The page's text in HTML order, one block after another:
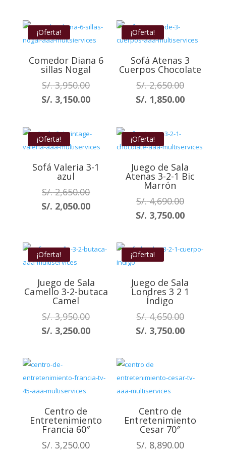
S/. 70.00.
S/.
¡Oferta!
Comedor Diana 6
sillas Nogal
S/.3,950.00El
precio
S/. 3,950.00.
S/. 3,150.00El
actual
es:
S/. 3,150.00.
¡Oferta!
Sofá Atenas 3
Cuerpos Chocolate
S/.2,650.00El
precio
S/. 1,850.00El
S/.
¡Oferta!
Sofá Valeria 3-1
azul
S/.2,650.00El
precio
S/. 2,650.00.
S/. 2,050.00El
es:
S/. 2,050.00.
¡Oferta!
Juego de Sala
Atenas 3-2-1 Bic
Marrón
S/.4,690.00El
precio
S/.
S/. 3,750.00El
es:
¡Oferta!
Juego de Sala
Camello 3-2-butaca
Camel
S/.3,950.00El
precio
S/. 3,950.00.
S/. 3,250.00El
actual
S/. 3,250.00.
¡Oferta!
Juego de Sala
Londres 3 2 1
Índigo
S/.4,650.00El
precio
S/. 3,750.00El
S/.
Centro de
Entretenimiento
Francia 60″
S/. 3,250.00
Centro de
Entretenimiento
Cesar 70″
S/. 8,890.00